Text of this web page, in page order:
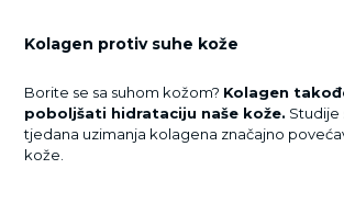
Kolagen protiv suhe kože
Borite se sa suhom kožom? Kolagen
poboljšati hidrataciju naše kože. Studije
tjedana uzimanja kolagena značajno
kože.